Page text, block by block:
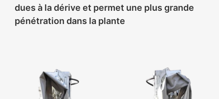
dues à la dérive et permet une plus grande
pénétration dans la plante